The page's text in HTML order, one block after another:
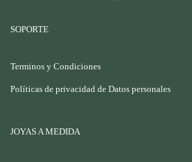
SOPORTE
Terminos y Condiciones
Políticas de privacidad de Datos personales
JOYAS A MEDIDA